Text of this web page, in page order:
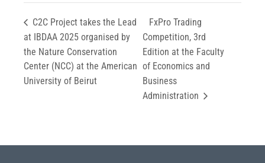
C2C Project takes the Lead
at IBDAA 2025 organised by
the Nature Conservation
Center (NCC) at the American
University of Beirut
FxPro Trading
Competition, 3rd
Edition at the Faculty
of Economics and
Business
Administration